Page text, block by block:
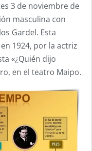
3 de noviembre de
masculina con
Gardel. Esta
1924, por la actriz
«¿Quién dijo
en el teatro Maipo.